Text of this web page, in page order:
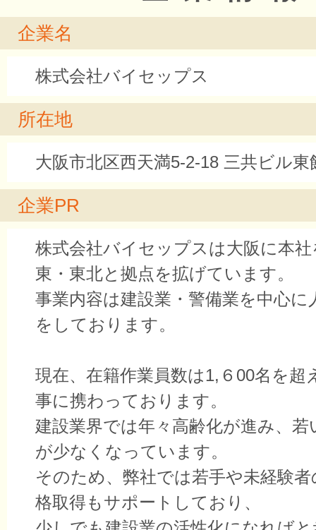
企業名
株式会社バイセップス
所在地
大阪市北区西天満5-2-18 三共ビル東
企業PR
株式会社バイセップスは大阪に本
東・東北と拠点を拡げています。
事業内容は建設業・警備業を中心に
をしております。
現在、在籍作業員数は1,６00名を超
事に携わっております。
建設業界では年々高齢化が進み、若
が少なくなっています。
そのため、弊社では若手や未経験
格取得もサポートしており、